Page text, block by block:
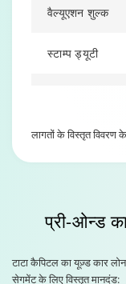
वैल्यूएशन शुल्क
स्टाम्प ड्यूटी
PDD शुल्क
लागतों के विस्तृत विवरण
प्री-ओन्ड
टाटा कैपिटल का यूज़्ड कार
सेगमेंट के लिए विस्तृत मानदंड: